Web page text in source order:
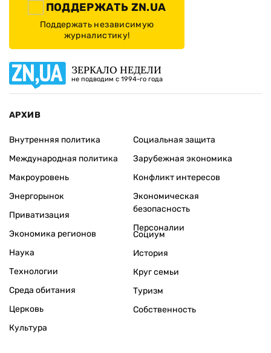
ПОДДЕРЖАТЬ ZN.UA
Поддержать независимую
журналистику!
ЗЕРКАЛО НЕДЕЛИ
не подводим с 1994-го года
АРХИВ
Внутренняя политика
Международная политика
Макроуровень
Энергорынок
Приватизация
Экономика регионов
Социальная защита
Зарубежная экономика
Конфликт интересов
Экономическая
безопасность
Персоналии
Наука
Технологии
Среда обитания
Церковь
Культура
Социум
История
Круг семьи
Туризм
Собственность